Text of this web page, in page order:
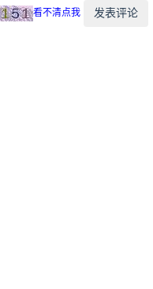
看不清点我 发表评论